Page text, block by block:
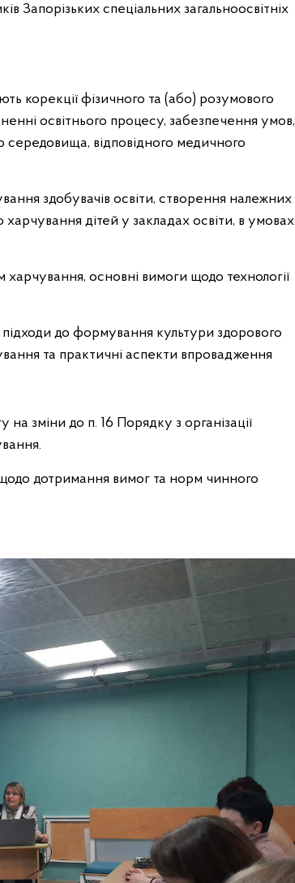
Запорізьких спеціальних загальноосвітніх
корекції фізичного та (або) розумового
освітнього процесу, забезпечення умов,
середовища, відповідного медичного
здобувачів освіти, створення належних
дітей у закладах освіти, в умовах
харчування, основні вимоги щодо технології
підходи до формування культури здорового
та практичні аспекти впровадження
зміни до п. 16 Порядку з організації
дотримання вимог та норм чинного